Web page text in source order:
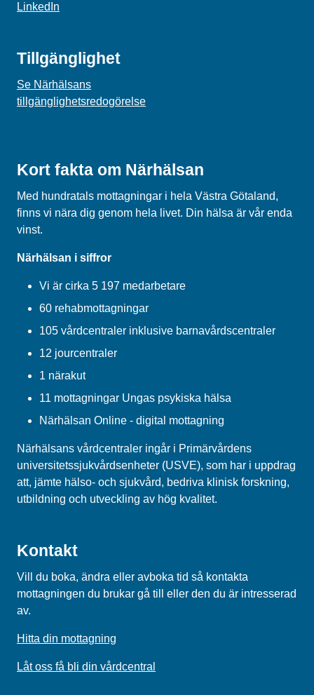
LinkedIn
Tillgänglighet
Se Närhälsans
tillgänglighetsredogörelse
Kort fakta om Närhälsan
Med hundratals mottagningar i hela Västra Götaland,
finns vi nära dig genom hela livet. Din hälsa är vår enda
vinst.
Närhälsan i siffror
Vi är cirka 5 197 medarbetare
60 rehabmottagningar
105 vårdcentraler inklusive barnavårdscentraler
12 jourcentraler
1 närakut
11 mottagningar Ungas psykiska hälsa
Närhälsan Online - digital mottagning
Närhälsans vårdcentraler ingår i Primärvårdens
universitetssjukvårdsenheter (USVE), som har i uppdrag
att, jämte hälso- och sjukvård, bedriva klinisk forskning,
utbildning och utveckling av hög kvalitet.
Kontakt
Vill du boka, ändra eller avboka tid så kontakta
mottagningen du brukar gå till eller den du är intresserad
av.
Hitta din mottagning
Låt oss få bli din vårdcentral